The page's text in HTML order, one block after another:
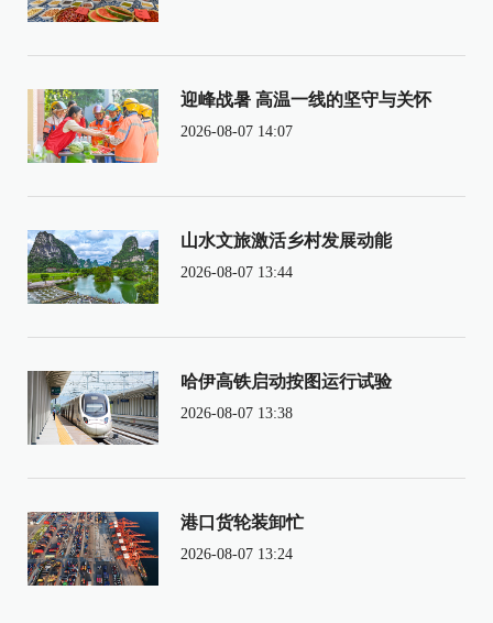
迎峰战暑 高温一线的坚守与关怀
2026-08-07 14:07
山水文旅激活乡村发展动能
2026-08-07 13:44
哈伊高铁启动按图运行试验
2026-08-07 13:38
港口货轮装卸忙
2026-08-07 13:24